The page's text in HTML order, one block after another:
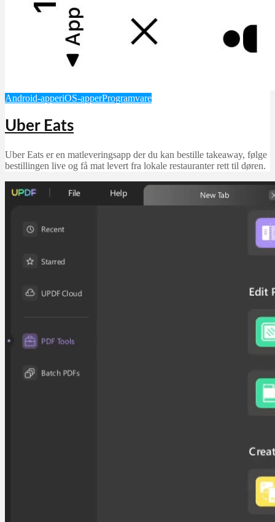
Android-apperiOS-apperProgramvare
Uber Eats
Uber Eats er en matleveringsapp der du kan bestille takeaway, følge
bestillingen live og få mat levert fra lokale restauranter rett til døren.